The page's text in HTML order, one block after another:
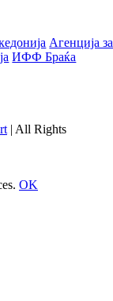
Aгенција за
ИФФ Браќа
| All Rights
OK